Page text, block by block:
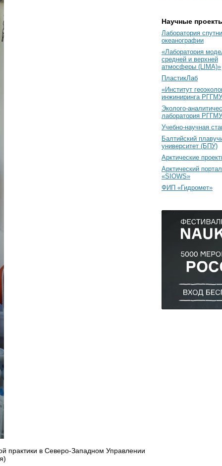
практики в Северо-Западном Управлении
Научные
Лаборатория
океанографии
«Лаборатория
средней и верхней
атмосферы (LIMA)»
ПластикЛаб
«Институт
инжиниринга
Эколого-
лаборатория РГГМУ
Учебно-научная
Балтийский
университет (БПУ)
Арктические
Арктический портал
«SIOWS»
ФИП «Гидромет»